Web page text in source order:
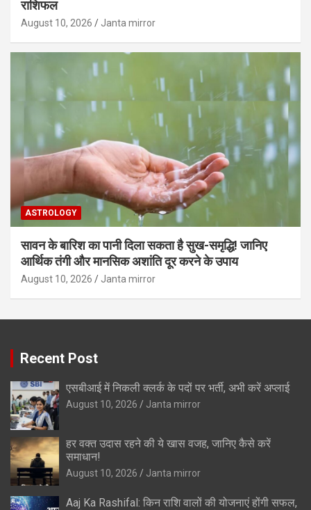
राशिफल
August 10, 2026 Janta mirror
ASTROLOGY
सावन के बारिश का पानी दिला सकता है सुख-समृद्धि! जानिए
आर्थिक तंगी और मानसिक अशांति दूर करने के उपाय
August 10, 2026 Janta mirror
Recent Post
एसबीआई में निकली क्लर्क के पदों पर भर्ती, अभी करें अप्‍लाई
August 10, 2026 Janta mirror
हर वक्त उदास रहने की ये खास वजह, जानिए कैसे करें
समाधान!
August 10, 2026 Janta mirror
Aaj Ka Rashifal: किन राशि वालों की योजनाएं होंगी सफल,